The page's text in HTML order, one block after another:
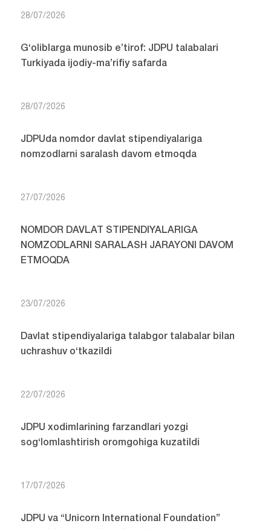
28/07/2026
G‘oliblarga munosib e’tirof: JDPU talabalari
Turkiyada ijodiy-ma’rifiy safarda
28/07/2026
JDPUda nomdor davlat stipendiyalariga
nomzodlarni saralash davom etmoqda
27/07/2026
NOMDOR DAVLAT STIPENDIYALARIGA
NOMZODLARNI SARALASH JARAYONI DAVOM
ETMOQDA
23/07/2026
Davlat stipendiyalariga talabgor talabalar bilan
uchrashuv o‘tkazildi
22/07/2026
JDPU xodimlarining farzandlari yozgi
sog‘lomlashtirish oromgohiga kuzatildi
17/07/2026
JDPU va “Unicorn International Foundation”